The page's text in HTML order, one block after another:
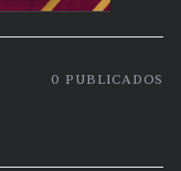
0 PUBLICADOS